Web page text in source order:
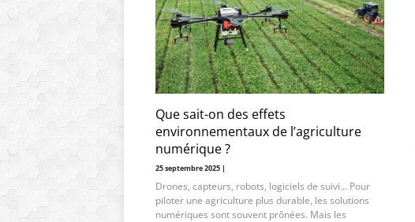
Que sait-on des effets
environnementaux de l’agriculture
numérique ?
25 septembre 2025 |
Drones, capteurs, robots, logiciels de suivi… Pour
piloter une agriculture plus durable, les solutions
numériques sont souvent prônées. Mais les